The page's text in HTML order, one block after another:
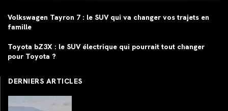
Volkswagen Tayron 7 : le SUV qui va changer vos trajets en
famille
Toyota bZ3X : le SUV électrique qui pourrait tout changer
pour Toyota ?
DERNIERS ARTICLES